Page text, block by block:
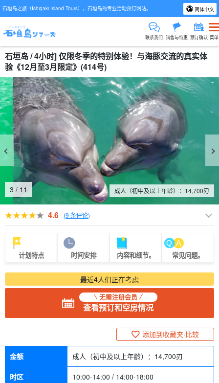
石垣岛之旅（Ishigaki Island Tours），石垣岛的专业活动预订网站。 简体中文
联系我们 销售与特惠 预订确认 菜单
石垣岛 / 4小时] 仅限冬季的特别体验！与海豚交流的真实体
验《12月至3月限定》(414号)
4 / 11 成人（初中及以上年龄）： 14,700刃
4.6 (9 条评论)
计划特点 时间安排 内容和细节。 常见问题。
最近4人们正在考虑
无需注册会员
查看预订和空房情况
添加到收藏夹·比较
金额 成人（初中及以上年龄）： 14,700刃
时区 10:00-14:00 / 14:00-18:00